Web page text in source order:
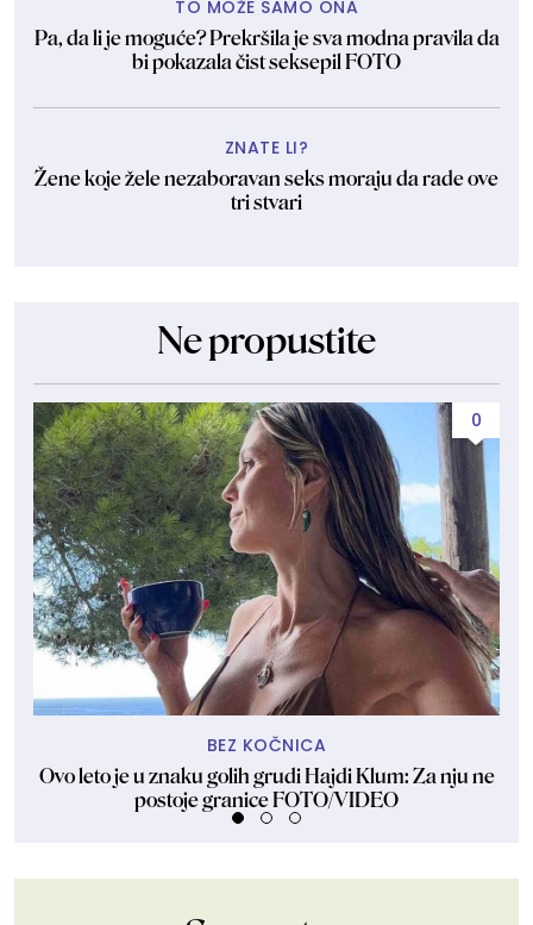
TO MOŽE SAMO ONA
Pa, da li je moguće? Prekršila je sva modna pravila da
bi pokazala čist seksepil FOTO
ZNATE LI?
Žene koje žele nezaboravan seks moraju da rade ove
tri stvari
Ne propustite
0
BEZ KOČNICA
Ovo leto je u znaku golih grudi Hajdi Klum: Za nju ne
postoje granice FOTO/VIDEO